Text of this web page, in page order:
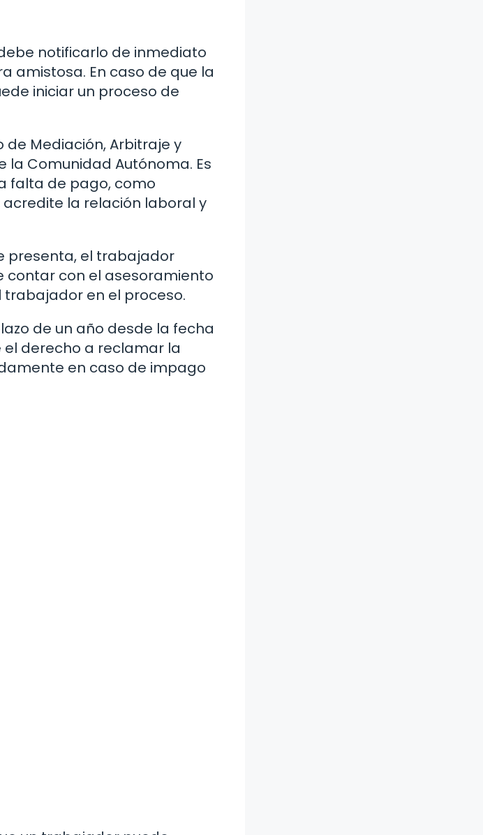
notificarlo de inmediato
amistosa. En caso de que la
iniciar un proceso de
Mediación, Arbitraje y
la Comunidad Autónoma. Es
falta de pago, como
la relación laboral y
presenta, el trabajador
contar con el asesoramiento
en el proceso.
de un año desde la fecha
derecho a reclamar la
en caso de impago